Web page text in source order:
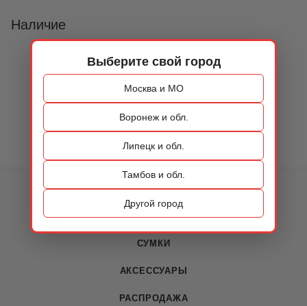
Выберите свой город
Москва и МО
Воронеж и обл.
Липецк и обл.
Тамбов и обл.
Другой город
Наличие
КАТАЛОГ
ОБУВЬ
СУМКИ
АКСЕССУАРЫ
РАСПРОДАЖА